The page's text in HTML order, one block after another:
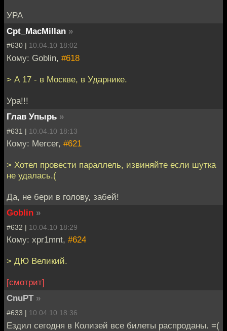
УРА
Cpt_MacMillan »
#630 | 10.04.10 18:02
Кому: Goblin, #618
> А 17 - в Москве, в Ударнике.
Ура!!!
Глав Упырь »
#631 | 10.04.10 18:13
Кому: Mercer, #621
> Хотел провести параллель, извиняйте если шутка
не удалась.(
Да, не бери в голову, забей!
Goblin »
#632 | 10.04.10 18:29
Кому: xpr1mnt, #624
> ДЮ Великий.
[смотрит]
CnuPT »
#633 | 10.04.10 18:36
Ездил сегодня в Колизей все билеты распроданы. =(